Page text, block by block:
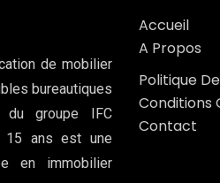
de mobilier
bureautiques
groupe IFC
15 ans est une
en immobilier
Accueil
A Propos
Politique
Conditions
Contact